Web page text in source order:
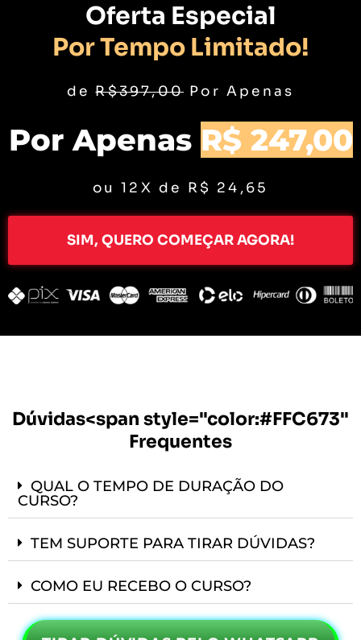
Oferta Especial
Por Tempo Limitado!
deR$397,00 Por Apenas
Por Apenas R$ 247,00
ou 12X de R$ 24,65
SIM, QUERO COMEÇAR AGORA!
Dúvidas<span style="color:#FFC673"
Frequentes
QUAL O TEMPO DE DURAÇÃO DO
CURSO?
TEM SUPORTE PARA TIRAR DÚVIDAS?
COMO EU RECEBO O CURSO?